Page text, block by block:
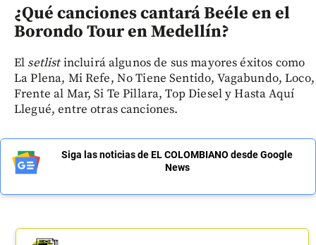
¿Qué canciones cantará Beéle en el
Borondo Tour en Medellín?
El setlistincluirá algunos de sus mayores éxitos como
La Plena, Mi Refe, No Tiene Sentido, Vagabundo, Loco,
Frente al Mar, Si Te Pillara, Top Diesel y Hasta Aquí
Llegué, entre otras canciones.
Siga las noticias de EL COLOMBIANO desde Google
News